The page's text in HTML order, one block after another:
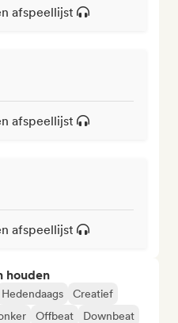
afspeellijst
afspeellijst
afspeellijst
houden
Hedendaags
Creatief
Offbeat
Downbeat